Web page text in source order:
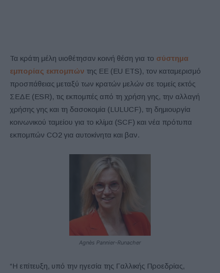
Τα κράτη μέλη υιοθέτησαν κοινή θέση για το σύστημα
εμπορίας εκπομπών της ΕΕ (EU ETS), τον καταμερισμό
προσπάθειας μεταξύ των κρατών μελών σε τομείς εκτός
ΣΕΔΕ (ESR), τις εκπομπές από τη χρήση γης, την αλλαγή
χρήσης γης και τη δασοκομία (LULUCF), τη δημιουργία
κοινωνικού ταμείου για το κλίμα (SCF) και νέα πρότυπα
εκπομπών CO2 για αυτοκίνητα και βαν.
Agnès Pannier-Runacher
“Η επίτευξη, υπό την ηγεσία της Γαλλικής Προεδρίας,